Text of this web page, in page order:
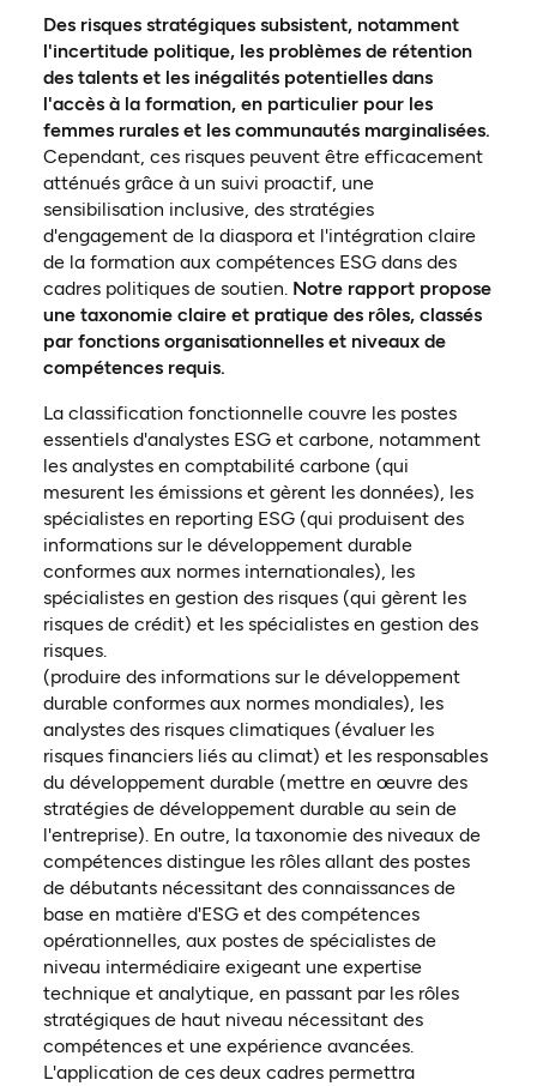
Des risques stratégiques subsistent, notamment
l'incertitude politique, les problèmes de rétention
des talents et les inégalités potentielles dans
l'accès à la formation, en particulier pour les
femmes rurales et les communautés marginalisées.
Cependant, ces risques peuvent être efficacement
atténués grâce à un suivi proactif, une
sensibilisation inclusive, des stratégies
d'engagement de la diaspora et l'intégration claire
de la formation aux compétences ESG dans des
cadres politiques de soutien. Notre rapport propose
une taxonomie claire et pratique des rôles, classés
par fonctions organisationnelles et niveaux de
compétences requis.
La classification fonctionnelle couvre les postes
essentiels d'analystes ESG et carbone, notamment
les analystes en comptabilité carbone (qui
mesurent les émissions et gèrent les données), les
spécialistes en reporting ESG (qui produisent des
informations sur le développement durable
conformes aux normes internationales), les
spécialistes en gestion des risques (qui gèrent les
risques de crédit) et les spécialistes en gestion des
risques.
(produire des informations sur le développement
durable conformes aux normes mondiales), les
analystes des risques climatiques (évaluer les
risques financiers liés au climat) et les responsables
du développement durable (mettre en œuvre des
stratégies de développement durable au sein de
l'entreprise). En outre, la taxonomie des niveaux de
compétences distingue les rôles allant des postes
de débutants nécessitant des connaissances de
base en matière d'ESG et des compétences
opérationnelles, aux postes de spécialistes de
niveau intermédiaire exigeant une expertise
technique et analytique, en passant par les rôles
stratégiques de haut niveau nécessitant des
compétences et une expérience avancées.
L'application de ces deux cadres permettra